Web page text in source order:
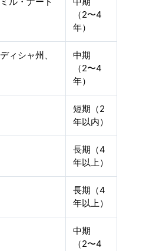
（2〜4
年）
ィシャ州、
中期
（2〜4
年）
短期（2
年以内）
長期（4
年以上）
長期（4
年以上）
中期
（2〜4